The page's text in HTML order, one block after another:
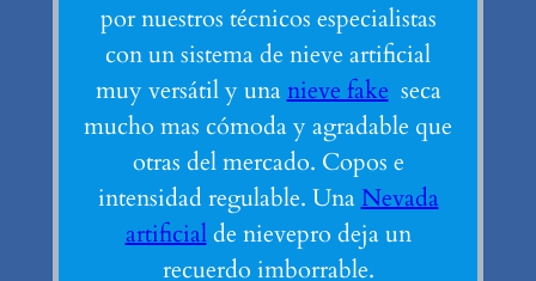
por nuestros técnicos especialistas
con un sistema de nieve artificial
muy versátil y una nieve fake seca
mucho mas cómoda y agradable que
otras del mercado. Copos e
intensidad regulable. Una Nevada
artificialde nievepro deja un
recuerdo imborrable.